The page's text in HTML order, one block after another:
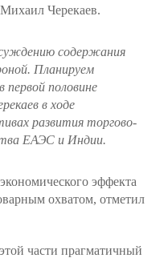
Черекаев.
содержания
Планируем
первой половине
в ходе
развития торгово-
ЕАЭС и Индии.
эффекта
охватом, отметил
части прагматичный